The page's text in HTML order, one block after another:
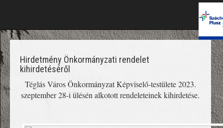
Hirdetmény Önkormányzati rendelet
kihirdetéséről
Téglás Város Önkormányzat Képviselő-testülete 2023.
szeptember 28-i ülésén alkotott rendeleteinek kihirdetése.